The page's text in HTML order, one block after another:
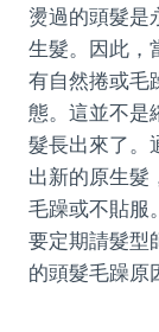
燙過的頭髮是
生髮。因此，
有自然捲或毛
態。這並不是
髮長出來了。
出新的原生髮
毛躁或不貼服
要定期請髮型
的頭髮毛躁原